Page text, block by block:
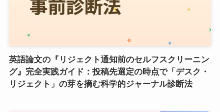
英語論文の『リジェクト通知前のセルフスクリーニン
グ』完全実践ガイド：投稿先選定の時点で「デスク・
リジェクト」の芽を摘む科学的ジャーナル診断法